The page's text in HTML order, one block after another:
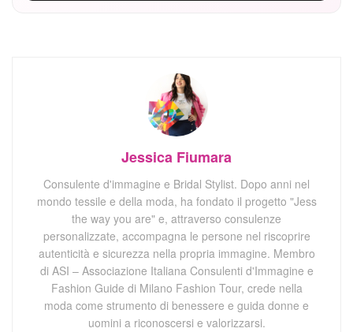
Jessica Fiumara
Consulente d'immagine e Bridal Stylist. Dopo anni nel
mondo tessile e della moda, ha fondato il progetto "Jess
the way you are" e, attraverso consulenze
personalizzate, accompagna le persone nel riscoprire
autenticità e sicurezza nella propria immagine. Membro
di ASI – Associazione Italiana Consulenti d'Immagine e
Fashion Guide di Milano Fashion Tour, crede nella
moda come strumento di benessere e guida donne e
uomini a riconoscersi e valorizzarsi.